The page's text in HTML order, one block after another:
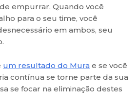
empurrar. Quando você
para o seu time, você
em ambos, seu
um resultado do Mura e se você
contínua se torne parte da sua
se focar na eliminação destes